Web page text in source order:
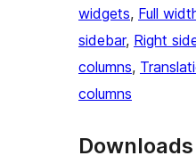
widgets, Full
sidebar, Right
columns,
columns